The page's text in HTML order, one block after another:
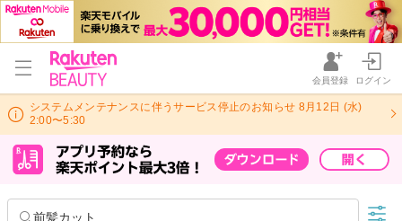
会員登録 ログイン
システムメンテナンスに伴うサービス停止のお知らせ 8月12日 (水)
2:00〜5:30
前髪カット